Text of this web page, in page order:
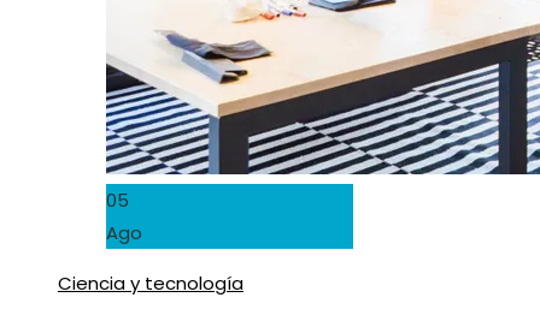
05
Ago
Ciencia y tecnología